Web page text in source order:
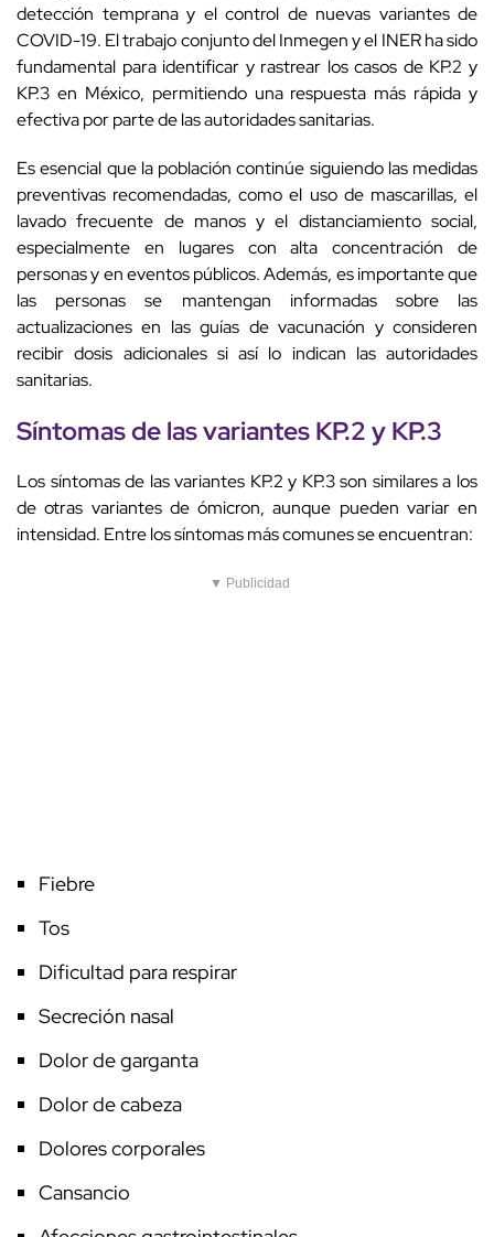
detección temprana y el control de nuevas variantes de
COVID-19. El trabajo conjunto del Inmegen y el INER ha sido
fundamental para identificar y rastrear los casos de KP.2 y
KP.3 en México, permitiendo una respuesta más rápida y
efectiva por parte de las autoridades sanitarias.
Es esencial que la población continúe siguiendo las medidas
preventivas recomendadas, como el uso de mascarillas, el
lavado frecuente de manos y el distanciamiento social,
especialmente en lugares con alta concentración de
personas y en eventos públicos. Además, es importante que
las personas se mantengan informadas sobre las
actualizaciones en las guías de vacunación y consideren
recibir dosis adicionales si así lo indican las autoridades
sanitarias.
Síntomas de las variantes KP.2 y KP.3
Los síntomas de las variantes KP.2 y KP.3 son similares a los
de otras variantes de ómicron, aunque pueden variar en
intensidad. Entre los síntomas más comunes se encuentran:
▼ Publicidad
Fiebre
Tos
Dificultad para respirar
Secreción nasal
Dolor de garganta
Dolor de cabeza
Dolores corporales
Cansancio